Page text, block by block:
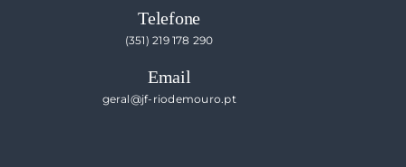
Telefone
(351) 219 178 290
Email
geral@jf-riodemouro.pt